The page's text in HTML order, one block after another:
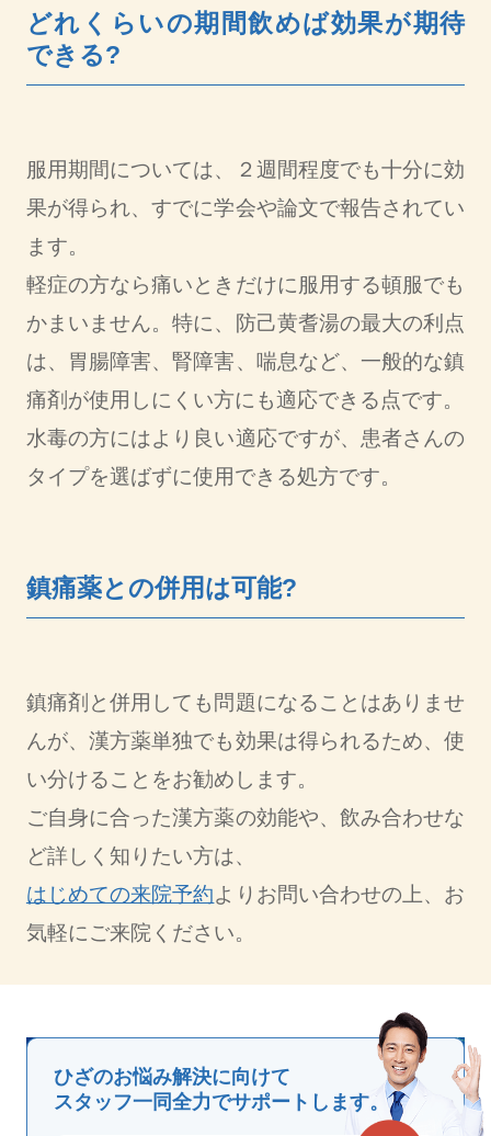
どれくらいの期間飲めば効果が期待
できる?
服用期間については、２週間程度でも十分に効
果が得られ、すでに学会や論文で報告されてい
ます。
軽症の方なら痛いときだけに服用する頓服でも
かまいません。特に、防己黄耆湯の最大の利点
は、胃腸障害、腎障害、喘息など、一般的な鎮
痛剤が使用しにくい方にも適応できる点です。
水毒の方にはより良い適応ですが、患者さんの
タイプを選ばずに使用できる処方です。
鎮痛薬との併用は可能?
鎮痛剤と併用しても問題になることはありませ
んが、漢方薬単独でも効果は得られるため、使
い分けることをお勧めします。
ご自身に合った漢方薬の効能や、飲み合わせな
ど詳しく知りたい方は、
はじめての来院予約よりお問い合わせの上、お
気軽にご来院ください。
ひざのお悩み解決に向けて
スタッフ一同全力でサポートします。